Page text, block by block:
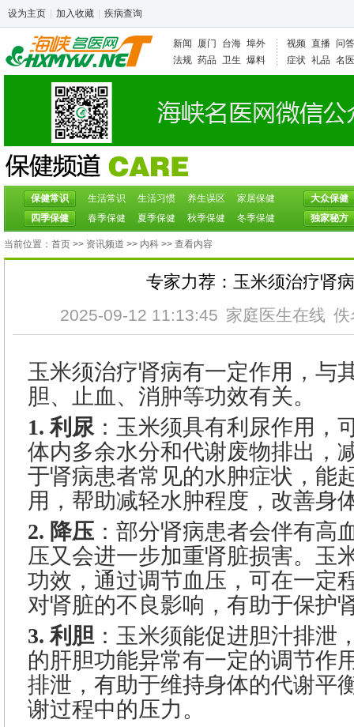
设为主页 加入收藏 疾病查询
新闻 厦门 台海 埠外
法规 药品 卫生 爆料
视频 直播 问答
症状 礼品 名医
保健常识 生活常识 生活习惯 养生误区
家居保健
四季保健
春季保健 夏季保健 秋季保健 冬季保健
大众保健
独家秘方
当前位置： 首页 >> 资讯频道 >> 内科 >> 查看内容
专家力荐：玉米须治疗肾
2025-09-12 11:13:45 家庭医生在线 佚
玉米须治疗肾病有一定作用，与
胆、止血、消肿等功效有关。
1. 利尿：玉米须具有利尿作用，
体内多余水分和代谢废物排出，
于肾病患者常见的水肿症状，能
用，帮助减轻水肿程度，改善身
2. 降压 ：部分肾病患者会伴有高
压又会进一步加重肾脏损害。玉
功效，通过调节血压，可在一定
对肾脏的不良影响，有助于保护
3. 利胆：玉米须能促进胆汁排泄
的肝胆功能异常有一定的调节作
排泄，有助于维持身体的代谢平
谢过程中的压力。